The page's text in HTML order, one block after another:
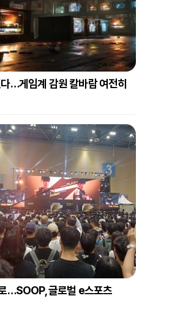
…게임계 감원 칼바람 여전히
…SOOP, 글로벌 e스포츠